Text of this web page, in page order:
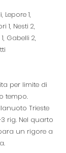
Lepore 1,
1, Nesti 2,
Gabelli 2,
per limite di
tempo.
Trieste
rig. Nel quarto
un rigore a